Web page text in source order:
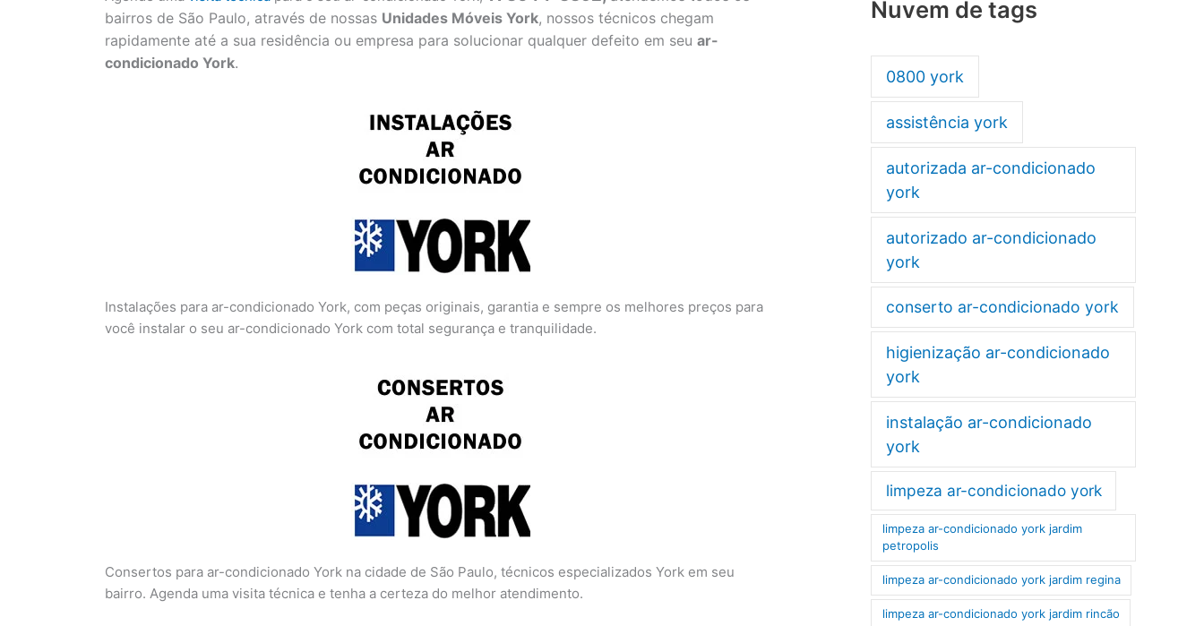
bairros de São Paulo, através de nossas Unidades Móveis York, nossos técnicos chegam
rapidamente até a sua residência ou empresa para solucionar qualquer defeito em seu ar-
condicionado York.
Instalações para ar-condicionado York, com peças originais, garantia e sempre os melhores preços para
você instalar o seu ar-condicionado York com total segurança e tranquilidade.
Consertos para ar-condicionado York na cidade de São Paulo, técnicos especializados York em seu
bairro. Agenda uma visita técnica e tenha a certeza do melhor atendimento.
Nuvem de tags
0800 york
assistência york
autorizada ar-condicionado
york
autorizado ar-condicionado
york
conserto ar-condicionado york
higienização ar-condicionado
york
instalação ar-condicionado
york
limpeza ar-condicionado york
limpeza ar-condicionado york jardim
petropolis
limpeza ar-condicionado york jardim regina
limpeza ar-condicionado york jardim rincão